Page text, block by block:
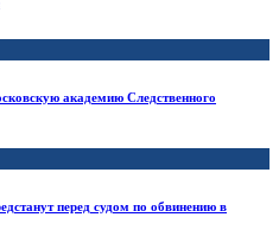
академию Следственного
перед судом по обвинению в